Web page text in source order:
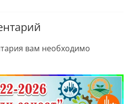
вам необходимо